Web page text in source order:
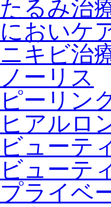
たるみ治
においケ
ニキビ治
ノーリス
ピーリン
ヒアルロ
ビューテ
ビューテ
プライベ